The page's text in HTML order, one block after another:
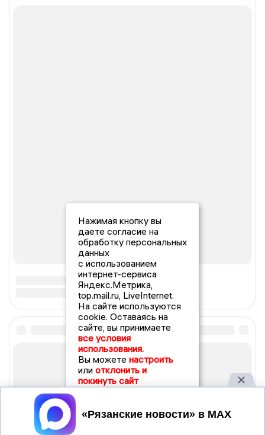
Нажимая кнопку вы
даете согласие на
обработку персональных
данных
с использованием
интернет-сервиса
Яндекс.Метрика,
top.mail.ru, LiveInternet.
На сайте используются
cookie. Оставаясь на
сайте, вы принимаете
все условия
использования.
Вы можете настроить
или отклонить и
покинуть сайт
Принять